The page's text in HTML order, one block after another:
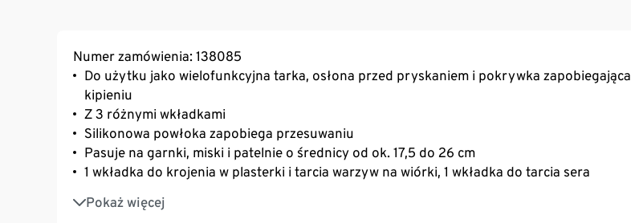
Numer zamówienia: 138085
Do użytku jako wielofunkcyjna tarka, osłona przed pryskaniem i pokrywka zapobiegająca
kipieniu
Z 3 różnymi wkładkami
Silikonowa powłoka zapobiega przesuwaniu
Pasuje na garnki, miski i patelnie o średnicy od ok. 17,5 do 26 cm
1 wkładka do krojenia w plasterki i tarcia warzyw na wiórki, 1 wkładka do tarcia sera
Pokaż więcej
1 wkładka jako osłona przed pryskaniem
Bez wkładek do użytku jako pokrywka zapobiegająca kipieniu